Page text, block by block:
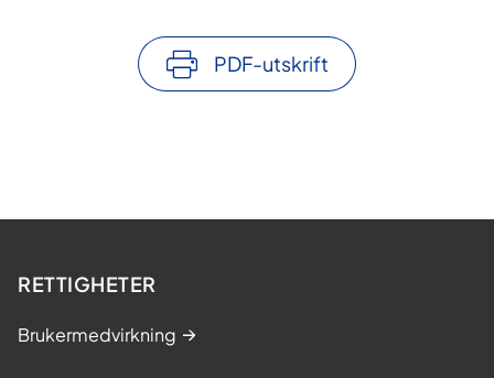
PDF-utskrift
RETTIGHETER
Brukermedvirkning